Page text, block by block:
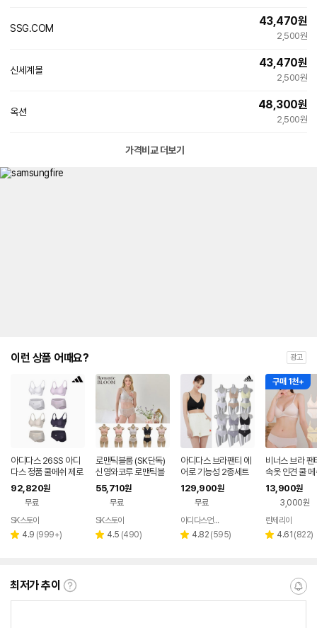
SSG.COM
43,470원
2,500원
신세계몰
43,470원
2,500원
옥션
48,300원
2,500원
가격비교 더보기
이런 상품 어때요? 광고
아디다스 26SS 아디
다스 정품 쿨메쉬 제로
브라팬티 4세트 패키
지
92,820원
무료
버페
SK스토아
별 4.9 리
(999+)
로맨틱블룸 (SK단독)
신영와코루 로맨틱블
룸 한겹 실키 브라팬티
(10종)
55,710원
무료
버페
SK스토아
별 4.5 리
(490)
아디다스 브라팬티 에
어로 기능성 2종세트
129,900원
무료
페이
아디다스언더웨어 공식스토어
별 4.82 리
(595)
구매 1천+
비너스 브라 팬
속옷 인견 쿨
노와이어 심리
속옷 빅사이즈
13,900원
3,000원
페이
란제리아
별 4.61 리
(822)
최저가 추이
최
알